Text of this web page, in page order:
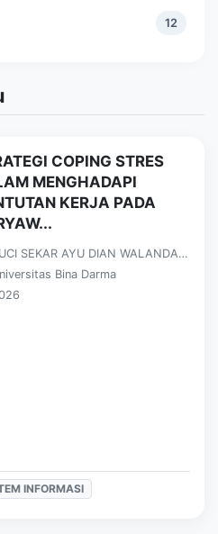
12
COPING STRES
MENGHADAPI
KERJA PADA
SEKAR AYU DIAN WALANDARI;
Bina Darma
INFORMASI